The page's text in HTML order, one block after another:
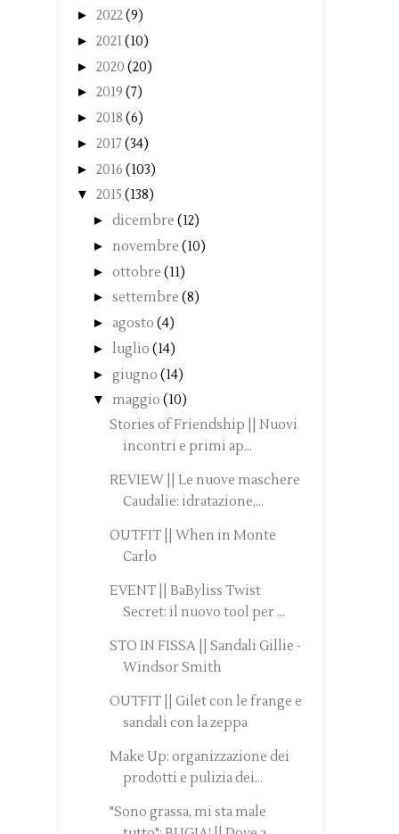
► 2022(9)
► 2021(10)
► 2020 (20)
► 2019 (7)
► 2018 (6)
► 2017 (34)
► 2016 (103)
▼ 2015 (138)
► dicembre (12)
► novembre (10)
► ottobre (11)
► settembre (8)
► agosto (4)
► luglio (14)
► giugno (14)
▼ maggio (10)
Stories of Friendship || Nuovi
incontri e primi ap...
REVIEW || Le nuove maschere
Caudalie: idratazione,...
OUTFIT || When in Monte
Carlo
EVENT || BaByliss Twist
Secret: il nuovo tool per ...
STO IN FISSA || Sandali Gillie -
Windsor Smith
OUTFIT || Gilet con le frange e
sandali con la zeppa
Make Up: organizzazione dei
prodotti e pulizia dei...
"Sono grassa, mi sta male